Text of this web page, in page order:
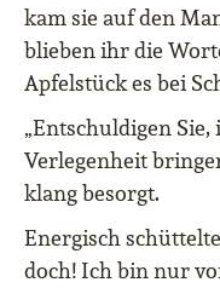
kam sie auf den
blieben ihr die
Apfelstück es bei
„Entschuldigen
Verlegenheit
klang besorgt.
Energisch
doch! Ich bin nur